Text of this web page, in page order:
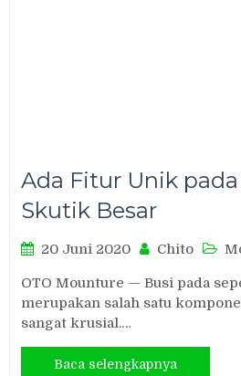
Ada Fitur Unik
Skutik Besar
20 Juni 2020 Chito
OTO Mounture — Busi pada
merupakan salah satu
sangat krusial.…
Baca selengkapnya